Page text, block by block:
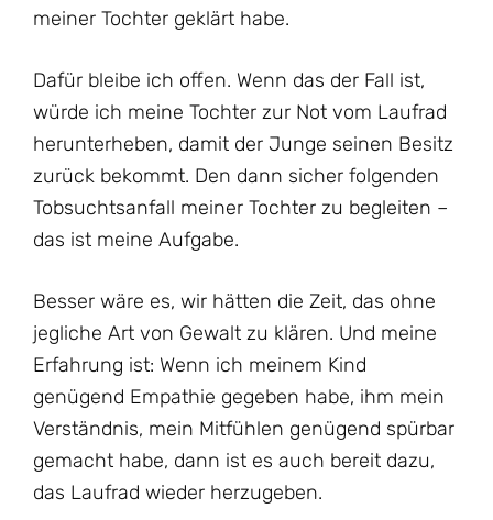
meiner Tochter geklärt habe.
Dafür bleibe ich offen. Wenn das der Fall ist,
würde ich meine Tochter zur Not vom Laufrad
herunterheben, damit der Junge seinen Besitz
zurück bekommt. Den dann sicher folgenden
Tobsuchtsanfall meiner Tochter zu begleiten –
das ist meine Aufgabe.
Besser wäre es, wir hätten die Zeit, das ohne
jegliche Art von Gewalt zu klären. Und meine
Erfahrung ist: Wenn ich meinem Kind
genügend Empathie gegeben habe, ihm mein
Verständnis, mein Mitfühlen genügend spürbar
gemacht habe, dann ist es auch bereit dazu,
das Laufrad wieder herzugeben.